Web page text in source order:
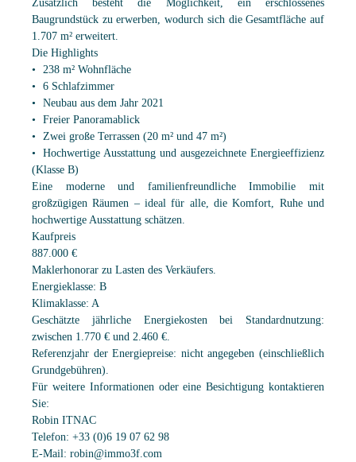
Baugrundstück zu erwerben, wodurch sich die Gesamtfläche auf
1.707 m² erweitert.
Die Highlights
238 m² Wohnfläche
6 Schlafzimmer
Neubau aus dem Jahr 2021
Freier Panoramablick
Zwei große Terrassen (20 m² und 47 m²)
Hochwertige Ausstattung und ausgezeichnete Energieeffizienz
(Klasse B)
Eine moderne und familienfreundliche Immobilie mit
großzügigen Räumen – ideal für alle, die Komfort, Ruhe und
hochwertige Ausstattung schätzen.
Kaufpreis
887.000 €
Maklerhonorar zu Lasten des Verkäufers.
Energieklasse: B
Klimaklasse: A
Geschätzte jährliche Energiekosten bei Standardnutzung:
zwischen 1.770 € und 2.460 €.
Referenzjahr der Energiepreise: nicht angegeben (einschließlich
Grundgebühren).
Für weitere Informationen oder eine Besichtigung kontaktieren
Sie:
Robin ITNAC
Telefon: +33 (0)6 19 07 62 98
E-Mail: robin@immo3f.com